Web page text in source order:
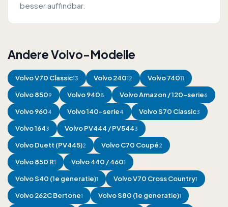
besser auffindbar.
Andere Volvo-Modelle
VolvoV70 Classic13 Volvo24012 Volvo74011
Volvo8509 Volvo9408 VolvoAmazon / 120-serie6
Volvo9604 Volvo140-serie4 VolvoS70 Classic3
Volvo1643 VolvoPV444 / PV5443
VolvoDuett (PV445)2 VolvoC70 Coupé2
Volvo850 R1 Volvo440 / 4601
VolvoS40 (1e generatie)1 VolvoV70 Cross Country1
Volvo262C Bertone1 VolvoS80 (1e generatie)1